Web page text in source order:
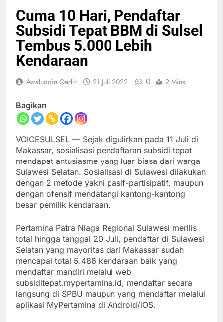
Cuma 10 Hari, Pendaftar
Subsidi Tepat BBM di Sulsel
Tembus 5.000 Lebih
Kendaraan
Awaluddin Qadir 21 Juli 2022 0 2 Mins
Bagikan
VOICESULSEL — Sejak digulirkan pada 11 Juli di
Makassar, sosialisasi pendaftaran subsidi tepat
mendapat antusiasme yang luar biasa dari warga
Sulawesi Selatan. Sosialisasi di Sulawesi dilakukan
dengan 2 metode yakni pasif-partisipatif, maupun
dengan ofensif mendatangi kantong-kantong
besar pemilik kendaraan.
Pertamina Patra Niaga Regional Sulawesi merilis
total hingga tanggal 20 Juli, pendaftar di Sulawesi
Selatan yang mayoritas dari Makassar sudah
mencapai total 5.486 kendaraan baik yang
mendaftar mandiri melalui web
subsiditepat.mypertamina.id, mendaftar secara
langsung di SPBU maupun yang mendaftar melalui
aplikasi MyPertamina di Android/iOS.